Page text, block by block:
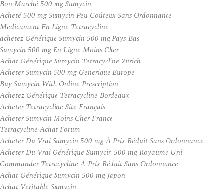
Bon Marché 500 mg Sumycin
Acheté 500 mg Sumycin Peu Coûteux Sans Ordonnance
Medicament En Ligne Tetracycline
achetez Générique Sumycin 500 mg Pays-Bas
Sumycin 500 mg En Ligne Moins Cher
Achat Générique Sumycin Tetracycline Zürich
Acheter Sumycin 500 mg Generique Europe
Buy Sumycin With Online Prescription
Achetez Générique Tetracycline Bordeaux
Acheter Tetracycline Site Français
Acheter Sumycin Moins Cher France
Tetracycline Achat Forum
Acheter Du Vrai Sumycin 500 mg À Prix Réduit Sans Ordonnance
Acheter Du Vrai Générique Sumycin 500 mg Royaume Uni
Commander Tetracycline À Prix Réduit Sans Ordonnance
Achat Générique Sumycin 500 mg Japon
Achat Veritable Sumycin